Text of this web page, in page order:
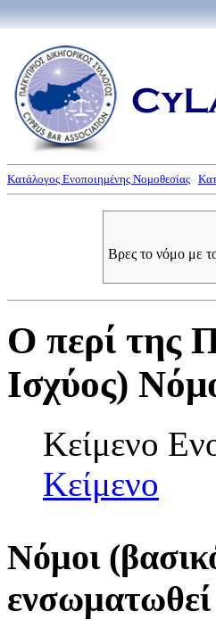
Κατάλογος Ενοποιημένης Νομοθεσίας
Βρες το νόμο με
Ο περί της
Ισχύος)
Κείμενο
Κείμενο
Νόμοι
ενσωματωθεί